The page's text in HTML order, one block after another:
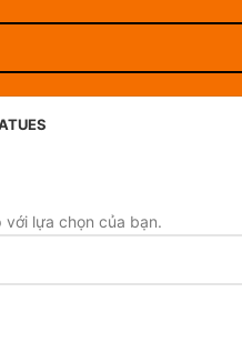
với lựa chọn của bạn.